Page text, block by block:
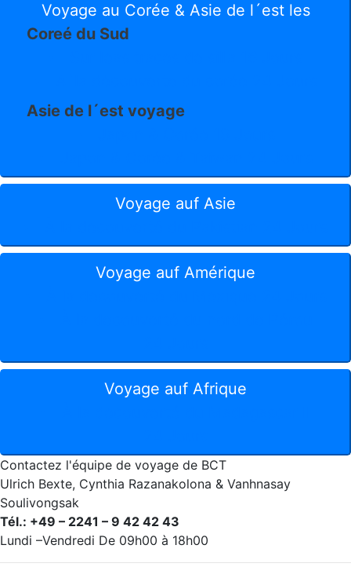
Voyage au Corée & Asie de l´est les
Coreé du Sud
Asie de l´est voyage
Voyage auf Asie
Voyage auf Amérique
Voyage auf Afrique
Contactez l'équipe de voyage de BCT
Ulrich Bexte, Cynthia Razanakolona & Vanhnasay
Soulivongsak
Tél.: +49 – 2241 – 9 42 42 43
Lundi –Vendredi De 09h00 à 18h00